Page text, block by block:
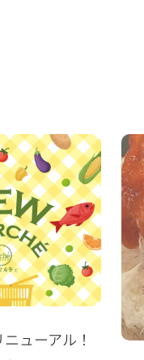
ューアル！